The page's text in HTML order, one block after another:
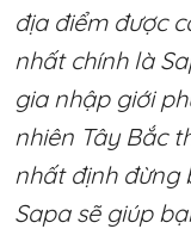
địa điểm được
nhất chính là
gia nhập giới
nhiên Tây Bắc
nhất định đừng
Sapa sẽ giúp